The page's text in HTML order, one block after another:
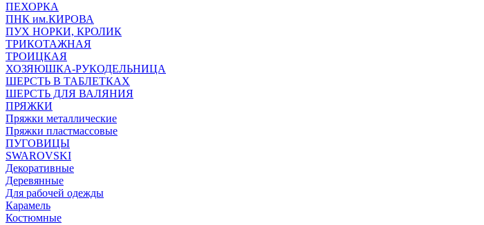
ПЕХОРКА
ПНК им.КИРОВА
ПУХ НОРКИ, КРОЛИК
ТРИКОТАЖНАЯ
ТРОИЦКАЯ
ХОЗЯЮШКА-РУКОДЕЛЬНИЦА
ШЕРСТЬ В ТАБЛЕТКАХ
ШЕРСТЬ ДЛЯ ВАЛЯНИЯ
ПРЯЖКИ
Пряжки металлические
Пряжки пластмассовые
ПУГОВИЦЫ
SWAROVSKI
Декоративные
Деревянные
Для рабочей одежды
Карамель
Костюмные